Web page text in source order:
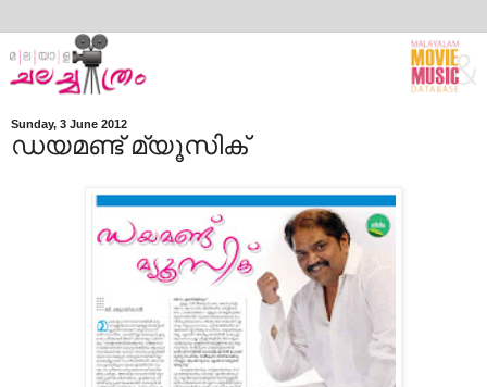
Sunday, 3 June 2012
ഡയമണ്ട് മ്യൂസിക്